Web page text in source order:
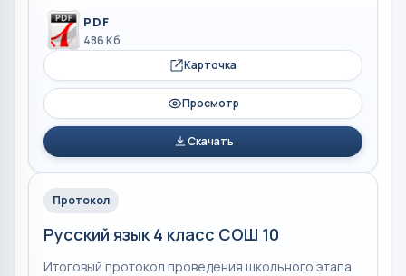
PDF
486 Кб
Карточка
Просмотр
Скачать
Протокол
Русский язык 4 класс СОШ 10
Итоговый протокол проведения школьного этапа